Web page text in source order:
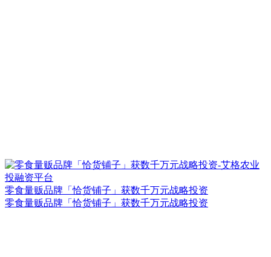
零食量贩品牌「恰货铺子」获数千万元战略投资
零食量贩品牌「恰货铺子」获数千万元战略投资